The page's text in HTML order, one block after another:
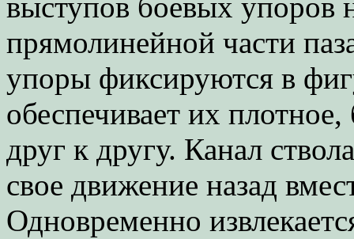
прямолинейной части
упоры фиксируются в
обеспечивает их
друг к другу. Канал
свое движение назад
Одновременно